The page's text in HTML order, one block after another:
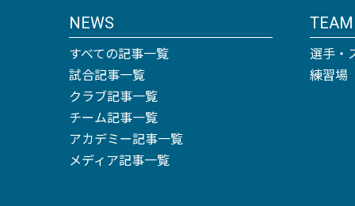
NEWS
すべての記事一覧
試合記事一覧
クラブ記事一覧
チーム記事一覧
アカデミー記事一覧
メディア記事一覧
TEAM
選手・
練習場